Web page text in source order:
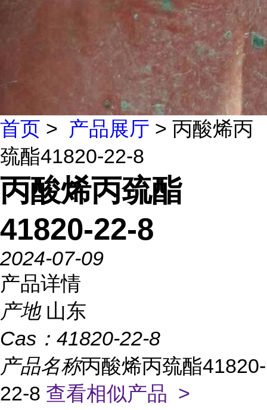
首页 > 产品展厅 > 丙酸烯丙
巯酯41820-22-8
丙酸烯丙巯酯
41820-22-8
2024-07-09
产品详情
产地 山东
Cas： 41820-22-8
产品名称丙酸烯丙巯酯41820-
22-8 查看相似产品 >